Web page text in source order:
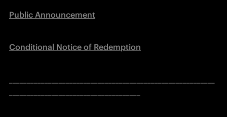
Public Announcement
Conditional Notice of Redemption